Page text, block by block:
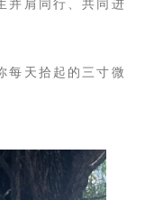
并肩同行、共同进
每天拾起的三寸微